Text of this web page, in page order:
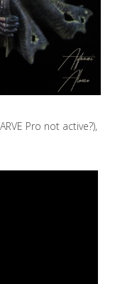
Pro not active?),